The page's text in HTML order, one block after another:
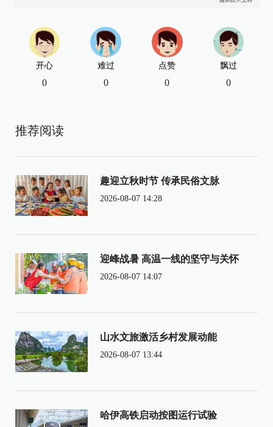
开心
0
难过
0
点赞
0
飘过
0
推荐阅读
趣迎立秋时节 传承民俗文脉
2026-08-07 14:28
迎峰战暑 高温一线的坚守与关怀
2026-08-07 14:07
山水文旅激活乡村发展动能
2026-08-07 13:44
哈伊高铁启动按图运行试验